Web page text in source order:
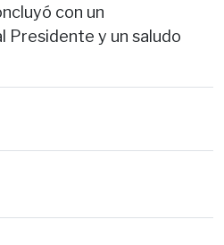
con un
Presidente y un saludo